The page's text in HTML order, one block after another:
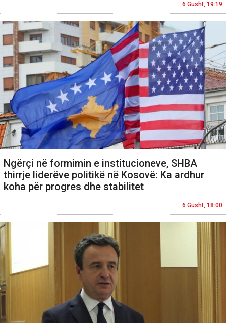
6 Gusht, 19:19
Ngërçi në formimin e institucioneve, SHBA
thirrje liderëve politikë në Kosovë: Ka ardhur
koha për progres dhe stabilitet
6 Gusht, 18:00